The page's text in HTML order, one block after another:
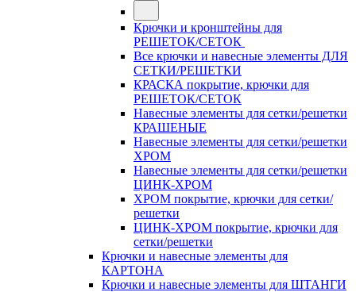
Крючки и кронштейны для
РЕШЕТОК/СЕТОК
Все крючки и навесные элементы ДЛЯ
СЕТКИ/РЕШЕТКИ
КРАСКА покрытие, крючки для
РЕШЕТОК/СЕТОК
Навесные элементы для сетки/решетки
КРАШЕНЫЕ
Навесные элементы для сетки/решетки
ХРОМ
Навесные элементы для сетки/решетки
ЦИНК-ХРОМ
ХРОМ покрытие, крючки для сетки/
решетки
ЦИНК-ХРОМ покрытие, крючки для
сетки/решетки
Крючки и навесные элементы для
КАРТОНА
Крючки и навесные элементы для ШТАНГИ